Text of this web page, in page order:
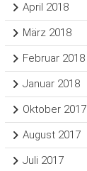
April 2018
März 2018
Februar 2018
Januar 2018
Oktober 2017
August 2017
Juli 2017